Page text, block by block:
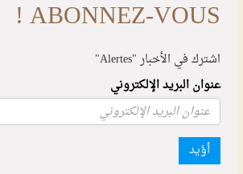
ABONNEZ-VOUS !
اشترك في الأخبار "Alertes"
عنوان البريد الإلكتروني
أؤيد